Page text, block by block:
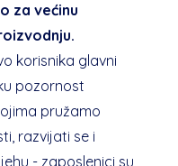
za većinu
korisnika glavni
pozornost
pružamo
razvijati se i
- zaposlenici su